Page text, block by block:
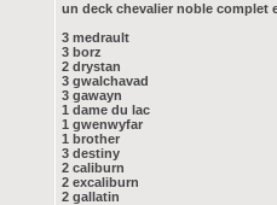
un deck chevalier noble complet
3 medrault
3 borz
2 drystan
3 gwalchavad
3 gawayn
1 dame du lac
1 gwenwyfar
1 brother
3 destiny
2 caliburn
2 excaliburn
2 gallatin